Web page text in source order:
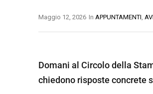
O
N
E
B
A
I
T
E
In APPUNTAMENTI
Maggio 12, 2026
Domani al Circolo della
chiedono risposte concrete